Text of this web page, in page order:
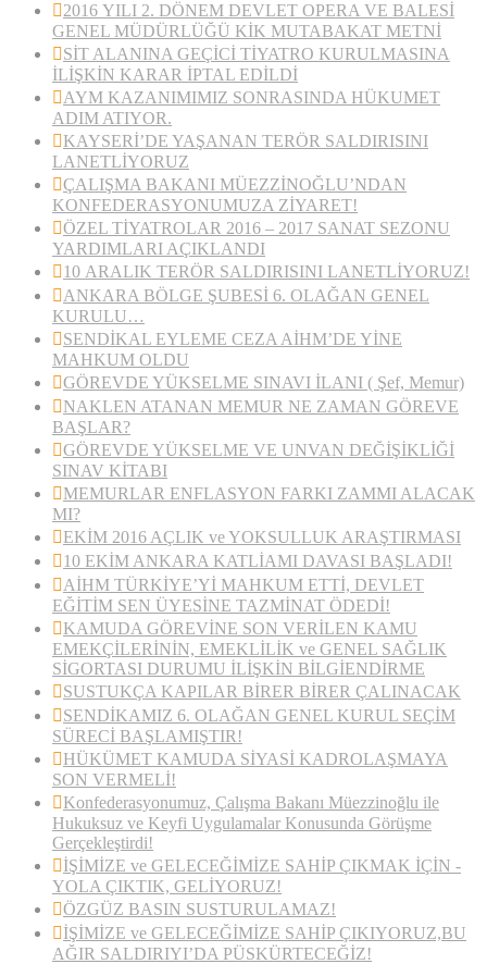
2016 YILI 2. DÖNEM DEVLET OPERA VE BALESİ
GENEL MÜDÜRLÜĞÜ KİK MUTABAKAT METNİ
SİT ALANINA GEÇİCİ TİYATRO KURULMASINA
İLİŞKİN KARAR İPTAL EDİLDİ
AYM KAZANIMIMIZ SONRASINDA HÜKUMET
ADIM ATIYOR.
KAYSERİ’DE YAŞANAN TERÖR SALDIRISINI
LANETLİYORUZ
ÇALIŞMA BAKANI MÜEZZİNOĞLU’NDAN
KONFEDERASYONUMUZA ZİYARET!
ÖZEL TİYATROLAR 2016 – 2017 SANAT SEZONU
YARDIMLARI AÇIKLANDI
10 ARALIK TERÖR SALDIRISINI LANETLİYORUZ!
ANKARA BÖLGE ŞUBESİ 6. OLAĞAN GENEL
KURULU…
SENDİKAL EYLEME CEZA AİHM’DE YİNE
MAHKUM OLDU
GÖREVDE YÜKSELME SINAVI İLANI ( Şef, Memur)
NAKLEN ATANAN MEMUR NE ZAMAN GÖREVE
BAŞLAR?
GÖREVDE YÜKSELME VE UNVAN DEĞİŞİKLİĞİ
SINAV KİTABI
MEMURLAR ENFLASYON FARKI ZAMMI ALACAK
MI?
EKİM 2016 AÇLIK ve YOKSULLUK ARAŞTIRMASI
10 EKİM ANKARA KATLİAMI DAVASI BAŞLADI!
AİHM TÜRKİYE’Yİ MAHKUM ETTİ, DEVLET
EĞİTİM SEN ÜYESİNE TAZMİNAT ÖDEDİ!
KAMUDA GÖREVİNE SON VERİLEN KAMU
EMEKÇİLERİNİN, EMEKLİLİK ve GENEL SAĞLIK
SİGORTASI DURUMU İLİŞKİN BİLGİENDİRME
SUSTUKÇA KAPILAR BİRER BİRER ÇALINACAK
SENDİKAMIZ 6. OLAĞAN GENEL KURUL SEÇİM
SÜRECİ BAŞLAMIŞTIR!
HÜKÜMET KAMUDA SİYASİ KADROLAŞMAYA
SON VERMELİ!
Konfederasyonumuz, Çalışma Bakanı Müezzinoğlu ile
Hukuksuz ve Keyfi Uygulamalar Konusunda Görüşme
Gerçekleştirdi!
İŞİMİZE ve GELECEĞİMİZE SAHİP ÇIKMAK İÇİN ­­­
YOLA ÇIKTIK, GELİYORUZ!
ÖZGÜZ BASIN SUSTURULAMAZ!
İŞİMİZE ve GELECEĞİMİZE SAHİP ÇIKIYORUZ,BU
AĞIR SALDIRIYI’DA PÜSKÜRTECEĞİZ!